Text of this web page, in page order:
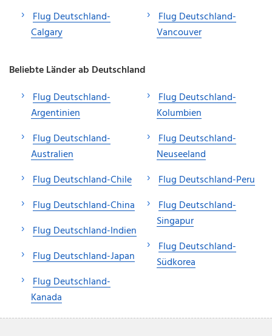
Flug Deutschland-
Calgary
Flug Deutschland-
Vancouver
Beliebte Länder ab Deutschland
Flug Deutschland-
Argentinien
Flug Deutschland-
Australien
Flug Deutschland-Chile
Flug Deutschland-China
Flug Deutschland-Indien
Flug Deutschland-Japan
Flug Deutschland-
Kanada
Flug Deutschland-
Kolumbien
Flug Deutschland-
Neuseeland
Flug Deutschland-Peru
Flug Deutschland-
Singapur
Flug Deutschland-
Südkorea